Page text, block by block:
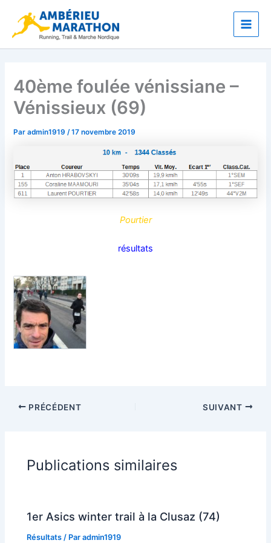
contenu
Main
40ème foulée vénissiane –
Vénissieux (69)
Paradmin1919/17 novembre 2019
Pourtier
résultats
PRÉCÉDENT SUIVANT
Publications similaires
1er Asics winter trail à la Clusaz (74)
Résultats / Paradmin1919